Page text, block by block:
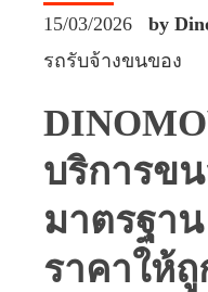
15/03/2026 by
รถรับจ้างขนของ
บริการข
มาตรฐา
ราคาให้ถู